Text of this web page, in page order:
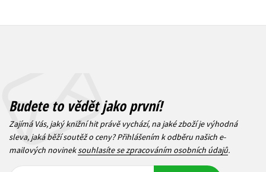
Budete to vědět jako první!
Zajímá Vás, jaký knižní hit právě vychází, na jaké zboží je výhodná
sleva, jaká běží soutěž o ceny? Přihlášením k odběru našich e-
mailových novineksouhlasíte se zpracováním osobních údajů.